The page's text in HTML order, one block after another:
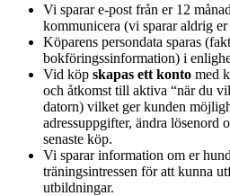
Vi sparar e-post från er 12
kommunicera (vi sparar aldrig
Köparens persondata sparas
bokföringssinformation) i
Vid köp skapas ett konto med
och åtkomst till aktiva “när du
datorn) vilket ger kunden
adressuppgifter, ändra lösenord
senaste köp.
Vi sparar information om er
träningsintressen för att kunna
utbildningar.